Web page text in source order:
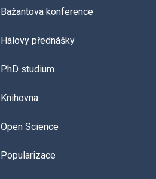
Bažantova konference
Hálovy přednášky
PhD studium
Knihovna
Open Science
Popularizace